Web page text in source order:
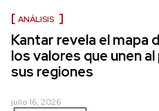
ANÁLISIS
Kantar revela el mapa
los valores que unen
sus regiones
julio 16, 2026